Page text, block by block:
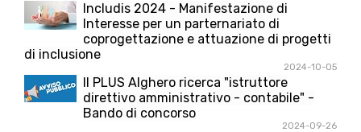
Includis 2024 - Manifestazione di
Interesse per un parternariato di
coprogettazione e attuazione di progetti
di inclusione
2024-10-05
Il PLUS Alghero ricerca "istruttore
direttivo amministrativo - contabile" -
Bando di concorso
2024-09-26